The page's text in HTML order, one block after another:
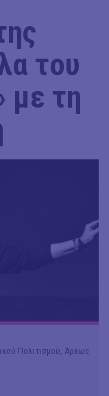
του
με τη
Πολιτισμού, Άρεως